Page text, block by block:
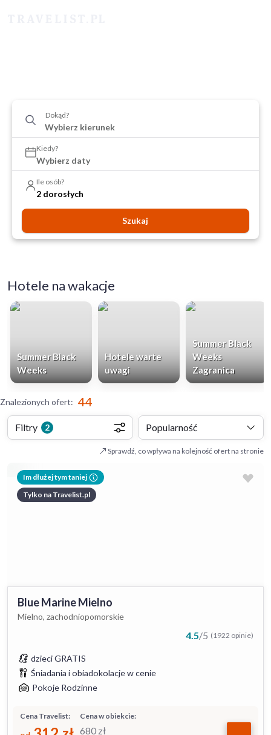
Dokąd?
Kiedy?
Wybierz daty
Ile osób?
2 dorosłych
Szukaj
Hotele na wakacje
Summer Black
Weeks
Hotele warte
uwagi
Summer Black
Weeks
Zagranica
Znalezionych ofert: 44
Filtry 2 Popularność
Sprawdź, co wpływa na kolejność ofert na stronie
Im dłużej tym taniej
Tylko na Travelist.pl
Blue Marine Mielno
Mielno, zachodniopomorskie
4.5/5 (1922 opinie)
dzieci GRATIS
Śniadania i obiadokolacje w cenie
Pokoje Rodzinne
Cena w obiekcie:
680 zł
Cena Travelist: